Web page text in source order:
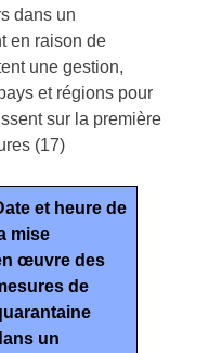
dans un
en raison de
une gestion,
et régions pour
sur la première
(17)
et heure de
mise
œuvre des
de
un